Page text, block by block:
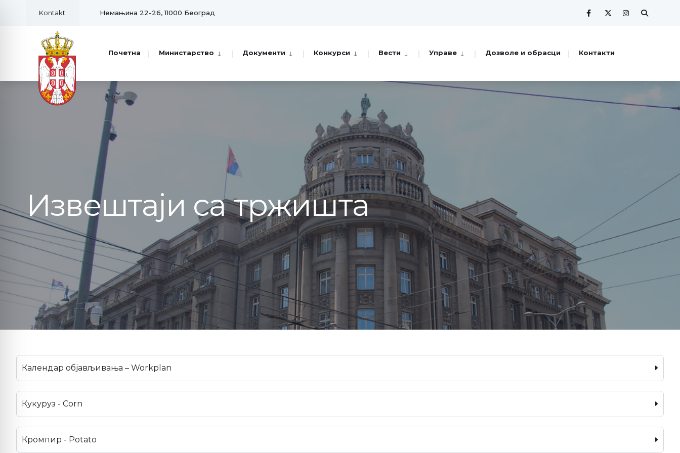
Kontakt: Немањина 22-26, 11000 Београд
Почетна Министарство Документи Конкурси Вести Управе Дозволе и обрасци Контакти
Извештаји са тржишта
Календар објављивања – Workplan
Кукуруз - Corn
Кромпир - Potato